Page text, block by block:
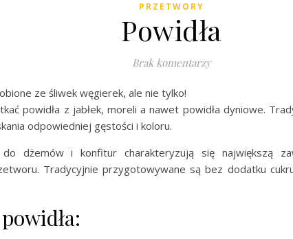
PRZETWORY
Powidła
Brak komentarzy
ze śliwek węgierek, ale nie tylko!
powidła z jabłek, moreli a nawet powidła dyniowe.
odpowiedniej gęstości i koloru.
dżemów i konfitur charakteryzują się największą
Tradycyjnie przygotowywane są bez dodatku